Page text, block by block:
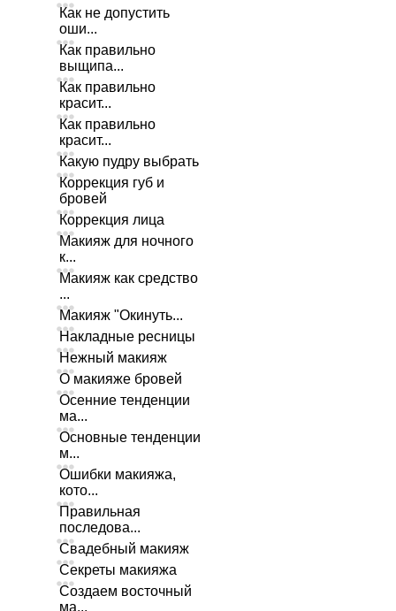
Как не допустить
оши...
Как правильно
выщипа...
Как правильно
красит...
Как правильно
красит...
Какую пудру выбрать
Коррекция губ и
бровей
Коррекция лица
Макияж для ночного
к...
Макияж как средство
...
Макияж "Окинуть...
Накладные ресницы
Нежный макияж
О макияже бровей
Осенние тенденции
ма...
Основные тенденции
м...
Ошибки макияжа,
кото...
Правильная
последова...
Свадебный макияж
Секреты макияжа
Создаем восточный
ма...